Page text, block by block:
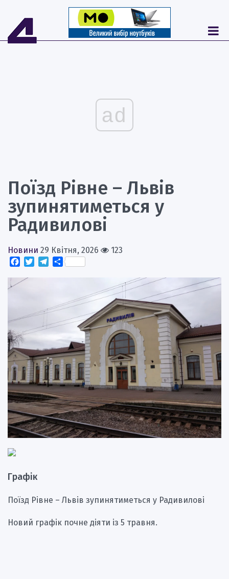
ad
Поїзд Рівне – Львів
зупинятиметься у
Радивилові
Новини 29 Квітня, 2026
123
Facebook
TwitterTelegram
Поділитися
Графік
Поїзд Рівне – Львів зупинятиметься у Радивилові
Новий графік почне діяти із 5 травня.